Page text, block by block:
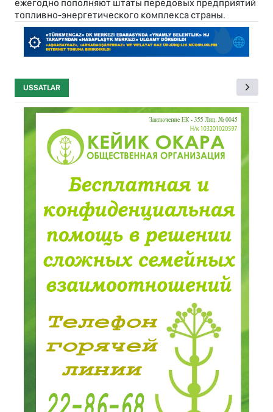
ежегодно пополняют штаты передовых предприятий
топливно-энергетического комплекса страны.
USSATLAR